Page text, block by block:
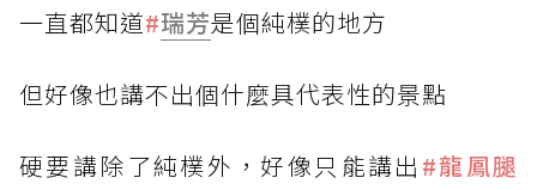
一直都知道#瑞芳是個純樸的地方
但好像也講不出個什麼具代表性的景點
硬要講除了純樸外，好像只能講出 #龍鳳腿